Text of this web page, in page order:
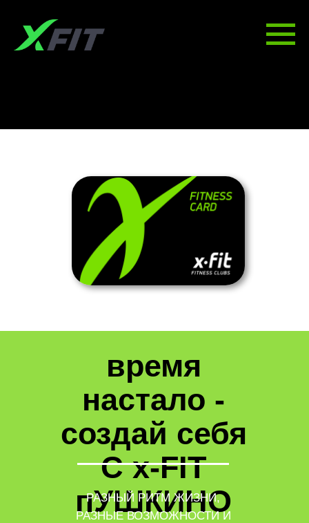
время
настало -
создай себя
С x-FIT
пУШКИНО
РАЗНЫЙ РИТМ ЖИЗНИ,
РАЗНЫЕ ВОЗМОЖНОСТИ И